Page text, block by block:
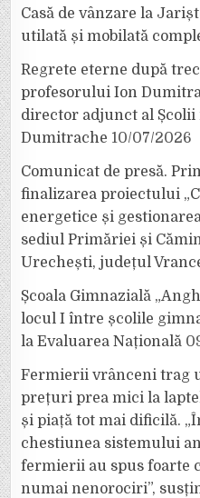
Casă de vânzare la
utilată și mobilată
Regrete eterne după
profesorului Ion
director adjunct al
Dumitrache 10/07/2026
Comunicat de presă.
finalizarea proiectului
energetice și
sediul Primăriei și
Urechești, județul
Școala Gimnazială
locul I între școlile
la Evaluarea Națională
Fermierii vrânceni trag
prețuri prea mici la
și piață tot mai dificilă.
chestiunea sistemului
fermierii au spus foarte
numai nenorociri”,